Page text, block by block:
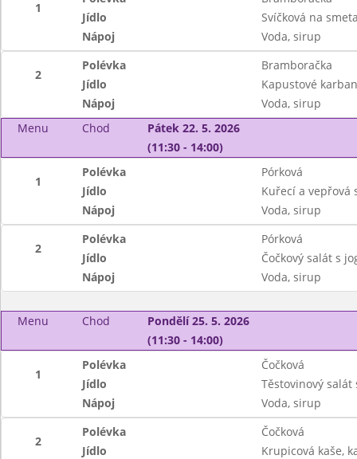
1
Jídlo
Svíčková na
Nápoj
Voda, sirup
2
Polévka
Bramboračka
Jídlo
Kapustové
Nápoj
Voda, sirup
Menu
Chod
Pátek 22. 5. 2026
(11:30 - 14:00)
1
Polévka
Pórková
Jídlo
Kuřecí a vepřová
Nápoj
Voda, sirup
2
Polévka
Pórková
Jídlo
Čočkový salát s
Nápoj
Voda, sirup
Menu Chod
Pondělí 25. 5. 2026
(11:30 - 14:00)
1
Polévka
Čočková
Jídlo
Těstovinový
Nápoj
Voda, sirup
2
Polévka
Čočková
Jídlo
Krupicová kaše,